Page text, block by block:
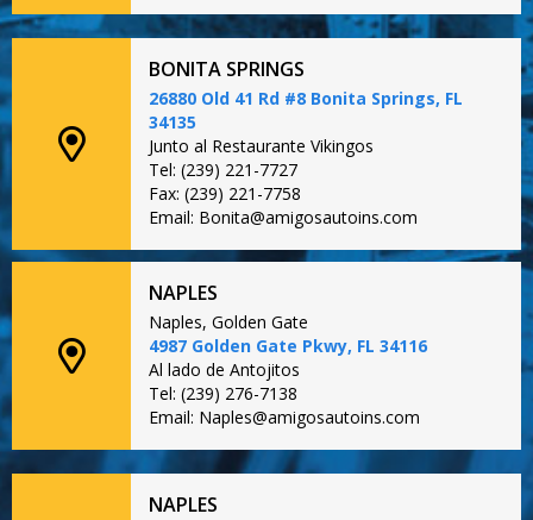
BONITA SPRINGS
26880 Old 41 Rd #8 Bonita Springs, FL
34135
Junto al Restaurante Vikingos
Tel: (239) 221-7727
Fax: (239) 221-7758
Email: Bonita@amigosautoins.com
NAPLES
Naples, Golden Gate
4987 Golden Gate Pkwy, FL 34116
Al lado de Antojitos
Tel: (239) 276-7138
Email: Naples@amigosautoins.com
NAPLES